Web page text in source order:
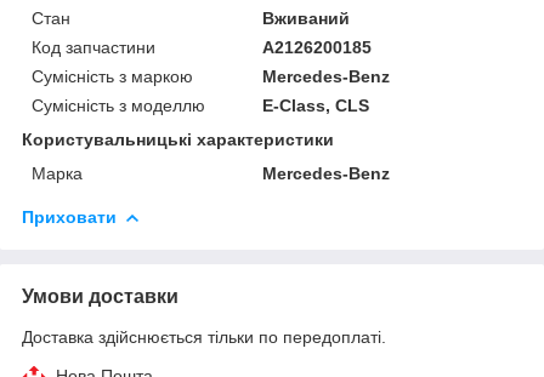
Стан
Вживаний
Код запчастини
A2126200185
Сумісність з маркою
Mercedes-Benz
Сумісність з моделлю
E-Class, CLS
Користувальницькі характеристики
Марка
Mercedes-Benz
Приховати
Умови доставки
Доставка здійснюється тільки по передоплаті.